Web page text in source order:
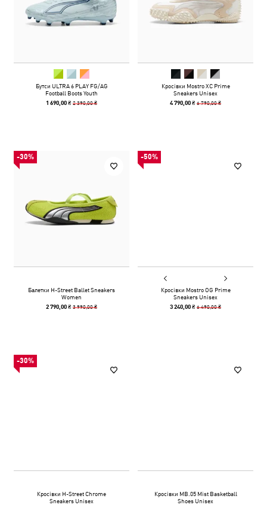
Бутси ULTRA 6 PLAY FG/AG
Football Boots Youth
1 690,00 ₴2 390,00 ₴
Кросівки Mostro XC Prime
Sneakers Unisex
4 790,00 ₴6 790,00 ₴
-30%
Балетки H-Street Ballet Sneakers
Women
2 790,00 ₴3 990,00 ₴
-50%
Кросівки Mostro OG Prime
Sneakers Unisex
3 240,00 ₴6 490,00 ₴
-30%
Кросівки H-Street Chrome
Sneakers Unisex
Кросівки MB.05 Mist Basketball
Shoes Unisex